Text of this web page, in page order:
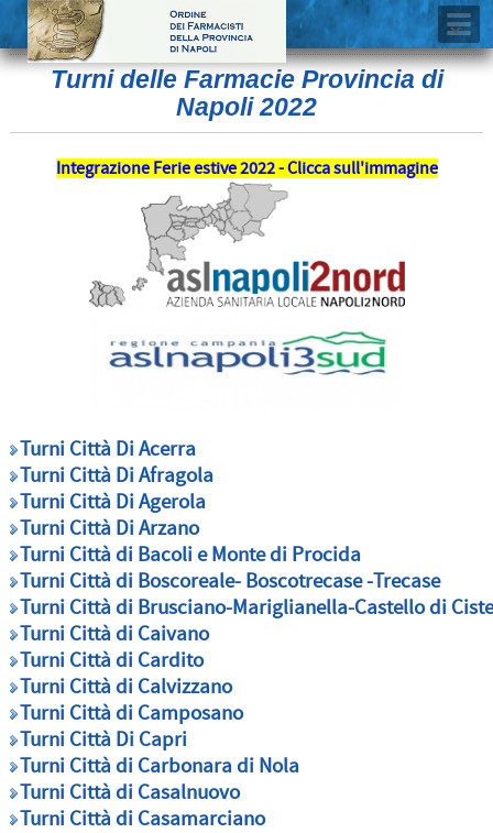
Turni delle Farmacie Provincia di
Napoli 2022
Integrazione Ferie estive 2022 - Clicca sull'immagine
Turni Città Di Acerra
Turni Città Di Afragola
Turni Città Di Agerola
Turni Città Di Arzano
Turni Città di Bacoli e Monte di Procida
Turni Città di Boscoreale- Boscotrecase -Trecase
Turni Città di Brusciano-Mariglianella-Castello di
Turni Città di Caivano
Turni Città di Cardito
Turni Città di Calvizzano
Turni Città di Camposano
Turni Città Di Capri
Turni Città di Carbonara di Nola
Turni Città di Casalnuovo
Turni Città di Casamarciano